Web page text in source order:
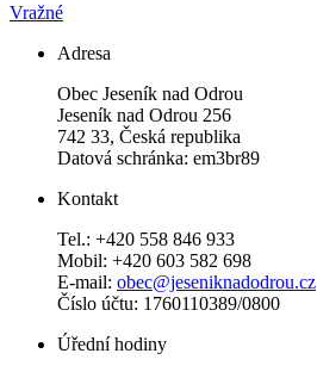
Vražné
Adresa
Obec Jeseník nad Odrou
Jeseník nad Odrou 256
742 33, Česká republika
Datová schránka: em3br89
Kontakt
Tel.: +420 558 846 933
Mobil: +420 603 582 698
E-mail: obec@jeseniknadodrou.cz
Číslo účtu: 1760110389/0800
Úřední hodiny